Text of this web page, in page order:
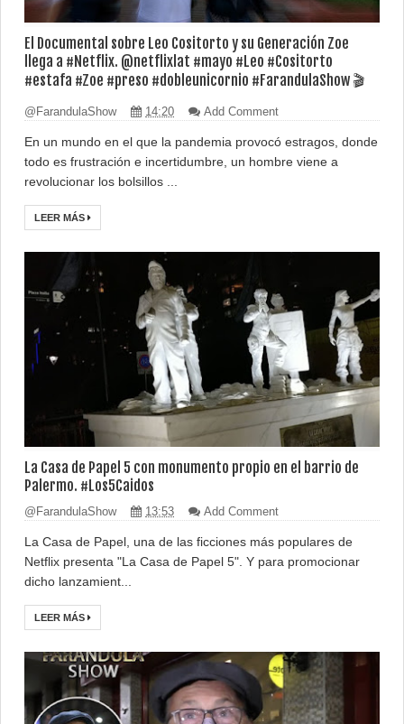
El Documental sobre Leo Cositorto y su Generación Zoe
llega a #Netflix. @netflixlat #mayo #Leo #Cositorto
#estafa #Zoe #preso #dobleunicornio #FarandulaShow 🎬
@FarandulaShow 14:20 Add Comment
En un mundo en el que la pandemia provocó estragos, donde
todo es frustración e incertidumbre, un hombre viene a
revolucionar los bolsillos ...
LEER MÁS
La Casa de Papel 5 con monumento propio en el barrio de
Palermo. #Los5Caidos
@FarandulaShow 13:53 Add Comment
La Casa de Papel, una de las ficciones más populares de
Netflix presenta "La Casa de Papel 5". Y para promocionar
dicho lanzamient...
LEER MÁS